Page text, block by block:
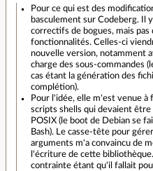
Pour ce qui est des
basculement sur Codeberg. Il
correctifs de bogues, mais pas
fonctionnalités. Celles-ci
nouvelle version, notamment
charge des sous-commandes
cas étant la génération des
complétion).
Pour l'idée, elle m'est venue à
scripts shells qui devaient être
POSIX (le boot de Debian se
Bash). Le casse-tête pour
arguments m'a convaincu de
l'écriture de cette
contrainte étant qu'il fallait